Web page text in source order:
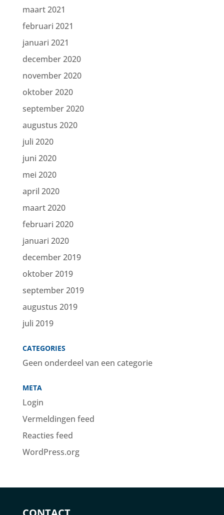
maart 2021
februari 2021
januari 2021
december 2020
november 2020
oktober 2020
september 2020
augustus 2020
juli 2020
juni 2020
mei 2020
april 2020
maart 2020
februari 2020
januari 2020
december 2019
oktober 2019
september 2019
augustus 2019
juli 2019
CATEGORIES
Geen onderdeel van een categorie
META
Login
Vermeldingen feed
Reacties feed
WordPress.org